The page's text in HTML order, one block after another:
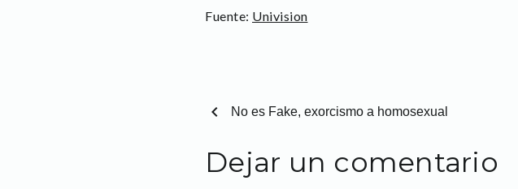
Fuente: Univision
chevron_left No es Fake, exorcismo a homosexual
Dejar un comentario